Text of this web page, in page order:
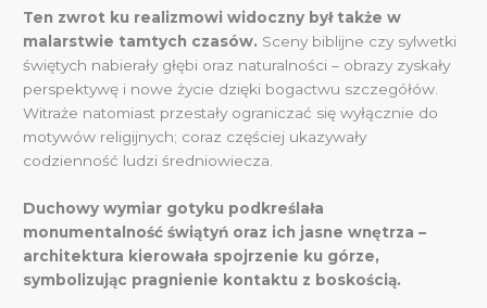
Ten zwrot ku realizmowi widoczny był także w
malarstwie tamtych czasów. Sceny biblijne czy sylwetki
świętych nabierały głębi oraz naturalności – obrazy zyskały
perspektywę i nowe życie dzięki bogactwu szczegółów.
Witraże natomiast przestały ograniczać się wyłącznie do
motywów religijnych; coraz częściej ukazywały
codzienność ludzi średniowiecza.
Duchowy wymiar gotyku podkreślała
monumentalność świątyń oraz ich jasne wnętrza –
architektura kierowała spojrzenie ku górze,
symbolizując pragnienie kontaktu z boskością.